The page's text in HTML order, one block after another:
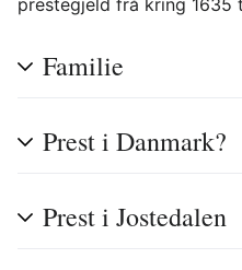
prestegjeld frå kring 1635
Familie
Prest i Danmark?
Prest i Jostedalen